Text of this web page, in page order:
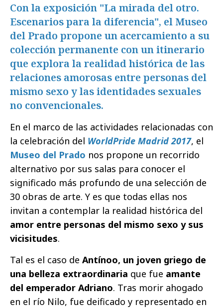
Con la exposición "La mirada del otro.
Escenarios para la diferencia", el Museo
del Prado propone un acercamiento a su
colección permanente con un itinerario
que explora la realidad histórica de las
relaciones amorosas entre personas del
mismo sexo y las identidades sexuales
no convencionales.
En el marco de las actividades relacionadas con
la celebración del WorldPride Madrid 2017, el
Museo del Prado nos propone un recorrido
alternativo por sus salas para conocer el
significado más profundo de una selección de
30 obras de arte. Y es que todas ellas nos
invitan a contemplar la realidad histórica del
amor entre personas del mismo sexo y sus
vicisitudes.
Tal es el caso de Antínoo, un joven griego de
una belleza extraordinaria que fue amante
del emperador Adriano. Tras morir ahogado
en el río Nilo, fue deificado y representado en